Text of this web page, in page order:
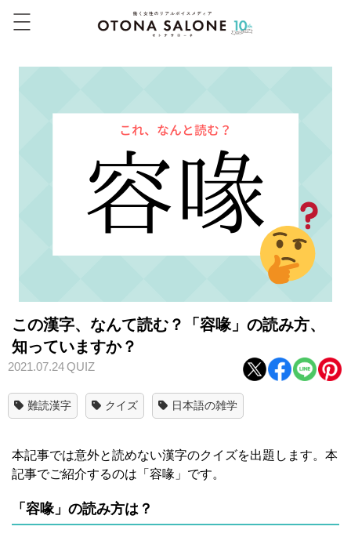
この漢字、なんて読む？「容喙」の読み方、
知っていますか？
2021.07.24QUIZ
難読漢字 クイズ 日本語の雑学
本記事では意外と読めない漢字のクイズを出題します。本
記事でご紹介するのは「容喙」です。
「容喙」の読み方は？